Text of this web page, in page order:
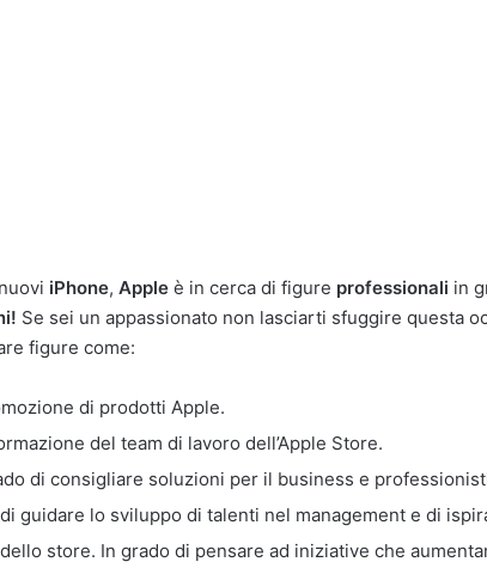
iPhone, Apple è in cerca di figure professionali in
Se sei un appassionato non lasciarti sfuggire questa
figure come:
di prodotti Apple.
del team di lavoro dell’Apple Store.
di consigliare soluzioni per il business e
guidare lo sviluppo di talenti nel management e di
store. In grado di pensare ad iniziative che